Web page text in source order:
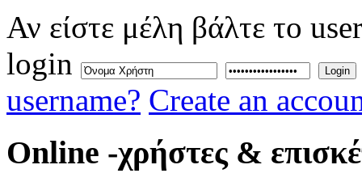
Αν είστε μέλη βάλτε το
login
Login
username? Create an
Online -χρήστες &